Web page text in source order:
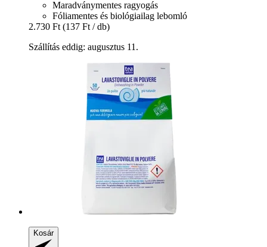
Maradványmentes ragyogás
Fóliamentes és biológiailag lebomló
2.730 Ft (137 Ft / db)
Szállítás eddig: augusztus 11.
Kosár